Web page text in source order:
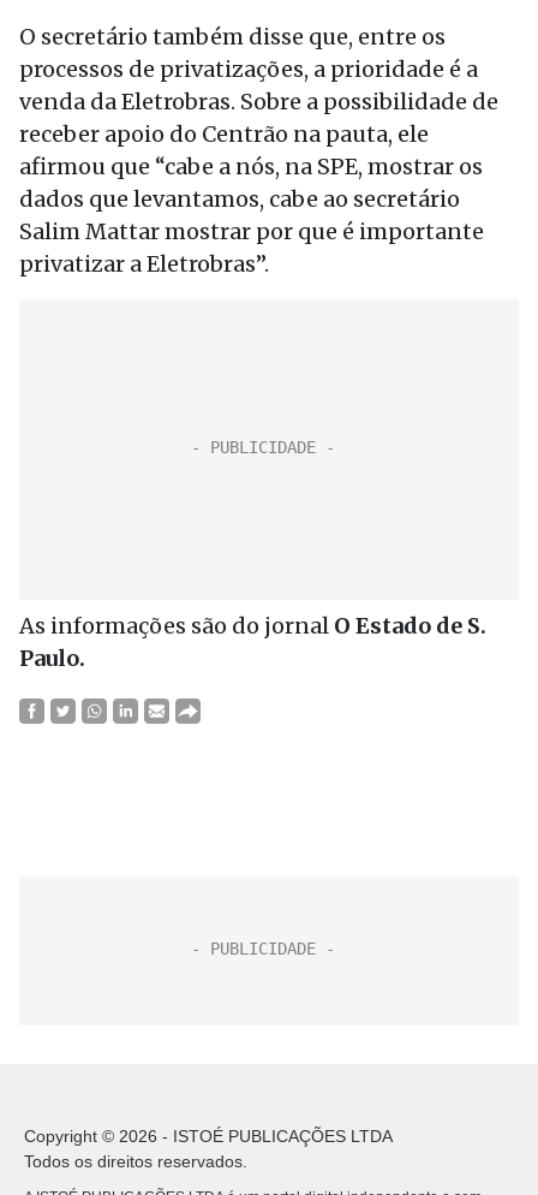
O secretário também disse que, entre os
processos de privatizações, a prioridade é a
venda da Eletrobras. Sobre a possibilidade de
receber apoio do Centrão na pauta, ele
afirmou que “cabe a nós, na SPE, mostrar os
dados que levantamos, cabe ao secretário
Salim Mattar mostrar por que é importante
privatizar a Eletrobras”.
As informações são do jornal O Estado de S.
Paulo.
Copyright © 2026 - ISTOÉ PUBLICAÇÕES LTDA
Todos os direitos reservados.